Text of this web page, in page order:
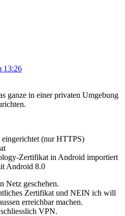
13:26
ganze in einer privaten Umgebung
(nur HTTPS)
Zertifikat in Android importiert
Android 8.0
Netz geschehen.
Zertifikat und NEIN ich will
erreichbar machen.
VPN.